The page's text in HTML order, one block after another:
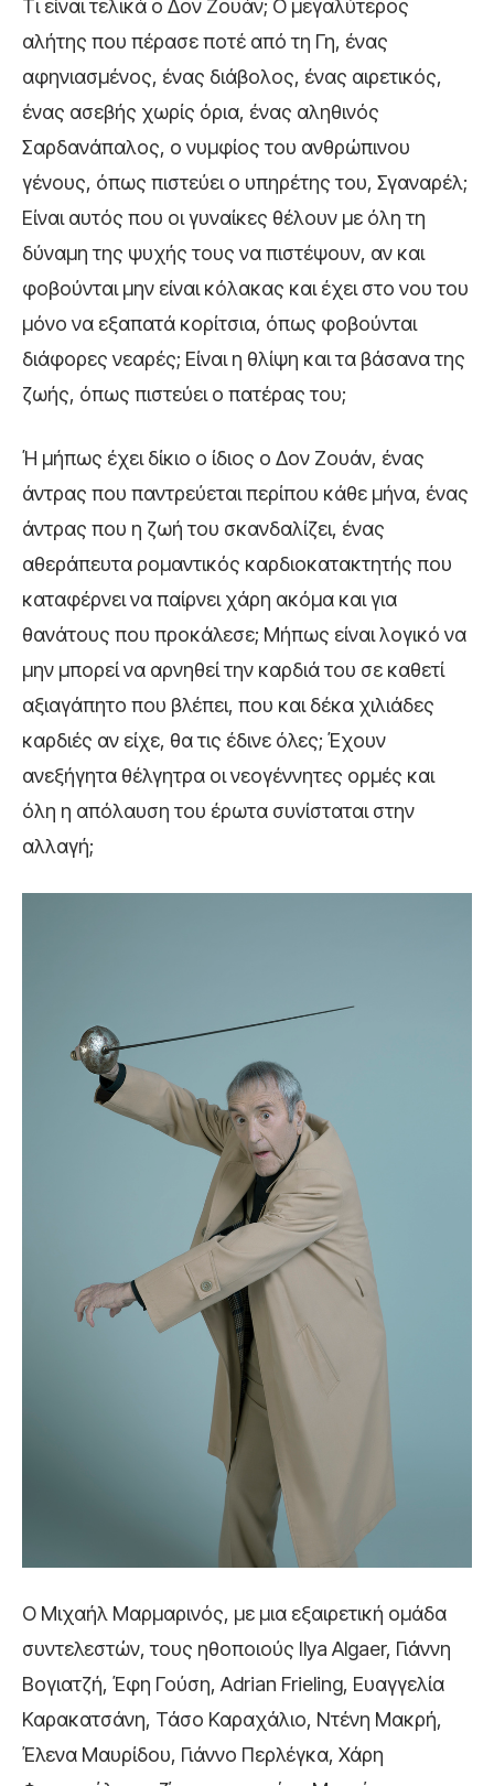
Τι είναι τελικά ο Δον Ζουάν; Ο μεγαλύτερος
αλήτης που πέρασε ποτέ από τη Γη, ένας
αφηνιασμένος, ένας διάβολος, ένας αιρετικός,
ένας ασεβής χωρίς όρια, ένας αληθινός
Σαρδανάπαλος, ο νυμφίος του ανθρώπινου
γένους, όπως πιστεύει ο υπηρέτης του, Σγαναρέλ;
Είναι αυτός που οι γυναίκες θέλουν με όλη τη
δύναμη της ψυχής τους να πιστέψουν, αν και
φοβούνται μην είναι κόλακας και έχει στο νου του
μόνο να εξαπατά κορίτσια, όπως φοβούνται
διάφορες νεαρές; Είναι η θλίψη και τα βάσανα της
ζωής, όπως πιστεύει ο πατέρας του;
Ή μήπως έχει δίκιο ο ίδιος ο Δον Ζουάν, ένας
άντρας που παντρεύεται περίπου κάθε μήνα, ένας
άντρας που η ζωή του σκανδαλίζει, ένας
αθεράπευτα ρομαντικός καρδιοκατακτητής που
καταφέρνει να παίρνει χάρη ακόμα και για
θανάτους που προκάλεσε; Μήπως είναι λογικό να
μην μπορεί να αρνηθεί την καρδιά του σε καθετί
αξιαγάπητο που βλέπει, που και δέκα χιλιάδες
καρδιές αν είχε, θα τις έδινε όλες; Έχουν
ανεξήγητα θέλγητρα οι νεογέννητες ορμές και
όλη η απόλαυση του έρωτα συνίσταται στην
αλλαγή;
Ο Μιχαήλ Μαρμαρινός, με μια εξαιρετική ομάδα
συντελεστών, τους ηθοποιούς Ilya Algaer, Γιάννη
Βογιατζή, Έφη Γούση, Adrian Frieling, Ευαγγελία
Καρακατσάνη, Τάσο Καραχάλιο, Ντένη Μακρή,
Έλενα Μαυρίδου, Γιάννο Περλέγκα, Χάρη